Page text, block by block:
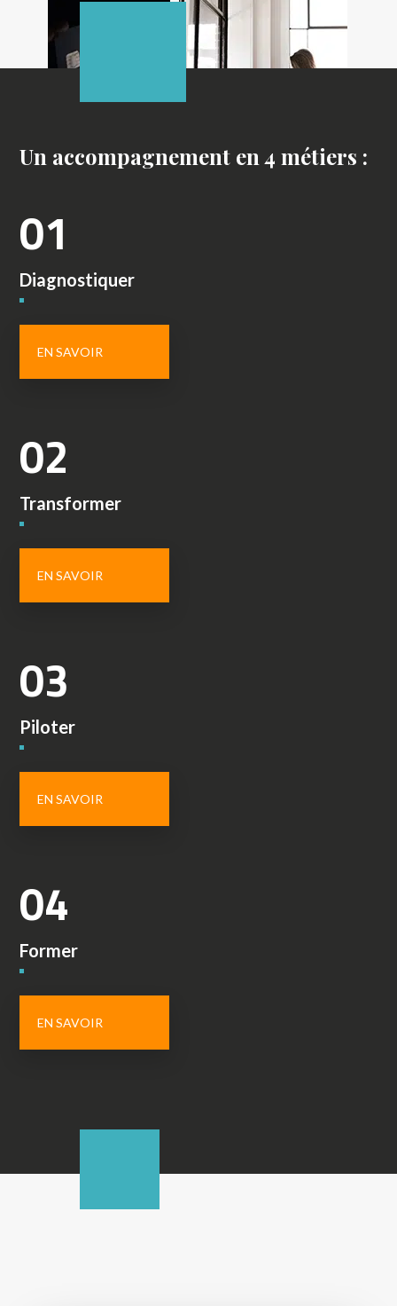
Un accompagnement en 4 métiers :
01
Diagnostiquer
EN SAVOIR
02
Transformer
EN SAVOIR
03
Piloter
EN SAVOIR
04
Former
EN SAVOIR